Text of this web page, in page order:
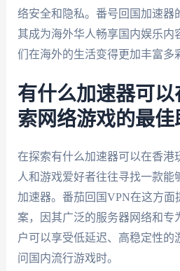
络安全和隐私。番号回国加速器
其成为海外华人畅享国内娱乐内
们在海外的生活变得更加丰富多
有什么加速器可
索网络游戏的最佳
在探索有什么加速器可以在香港
人和游戏爱好者往往寻找一款能
加速器。番茄回国VPN在这方面
案，因其广泛的服务器网络和专
户可以享受低延迟、高稳定性的
问国内流行游戏时。